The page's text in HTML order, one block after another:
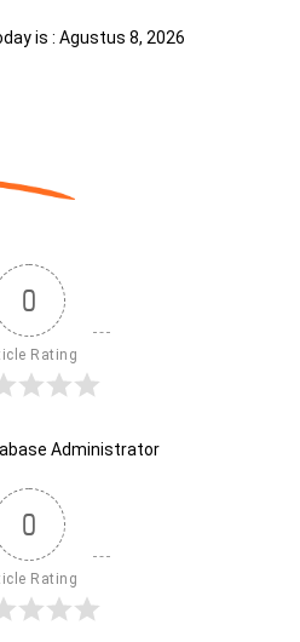
is : Agustus 8, 2026
0
Rating
Administrator
0
Rating